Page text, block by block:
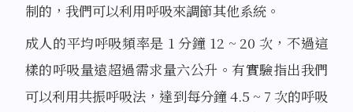
制的，我們可以利用呼吸來調節其他系統。
成人的平均呼吸頻率是 1 分鐘 12 ~ 20 次，不過這
樣的呼吸量遠超過需求量六公升。有實驗指出我們
可以利用共振呼吸法，達到每分鐘 4.5 ~ 7 次的呼吸